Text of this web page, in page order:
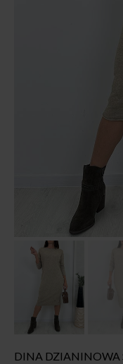
DINA DZIANINOWA